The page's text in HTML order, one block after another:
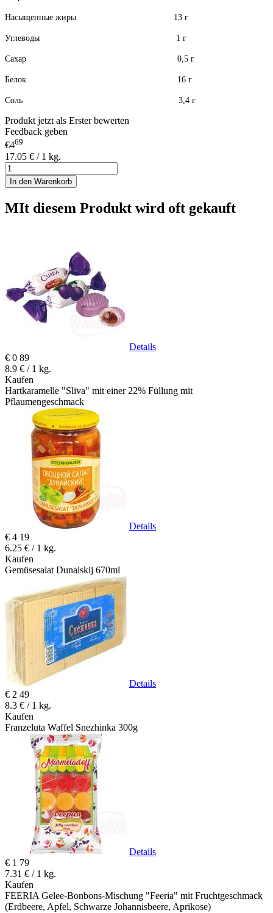
Насыщенные жиры 13 г
Углеводы 1 г
Сахар 0,5 г
Белок 16 г
Соль 3,4 г
Produkt jetzt als Erster bewerten
Feedback geben
€469
17.05 € / 1 kg.
In den Warenkorb
MIt diesem Produkt wird oft gekauft
Details
€ 0 89
8.9 € / 1 kg.
Kaufen
Hartkaramelle "Sliva" mit einer 22% Füllung mit
Pflaumengeschmack
Details
€ 4 19
6.25 € / 1 kg.
Kaufen
Gemüsesalat Dunaiskij 670ml
Details
€ 2 49
8.3 € / 1 kg.
Kaufen
Franzeluta Waffel Snezhinka 300g
Details
€ 1 79
7.31 € / 1 kg.
Kaufen
FEERIA Gelee-Bonbons-Mischung "Feeria" mit Fruchtgeschmack
(Erdbeere, Apfel, Schwarze Johannisbeere, Aprikose)